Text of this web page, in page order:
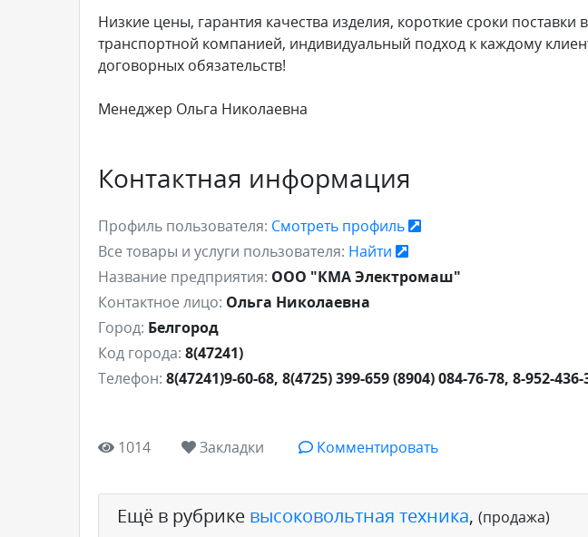
Низкие цены, гарантия качества изделия, короткие сроки
транспортной компанией, индивидуальный подход к каждому
договорных обязательств!
Менеджер Ольга Николаевна
Контактная информация
Профиль пользователя: Смотреть профиль
Все товары и услуги пользователя: Найти
Название предприятия: ООО "КМА Электромаш"
Контактное лицо: Ольга Николаевна
Город: Белгород
Код города: 8(47241)
Телефон: 8(47241)9-60-68, 8(4725) 399-659 (8904) 084-76-78, 8-952-436-
1014 Закладки Комментировать
Ещё в рубрике высоковольтная техника, (продажа)